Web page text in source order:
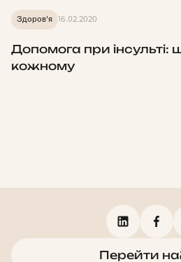
Здоров'я 16.02.2020
Допомога при інсульті:
кожному
Перейти на